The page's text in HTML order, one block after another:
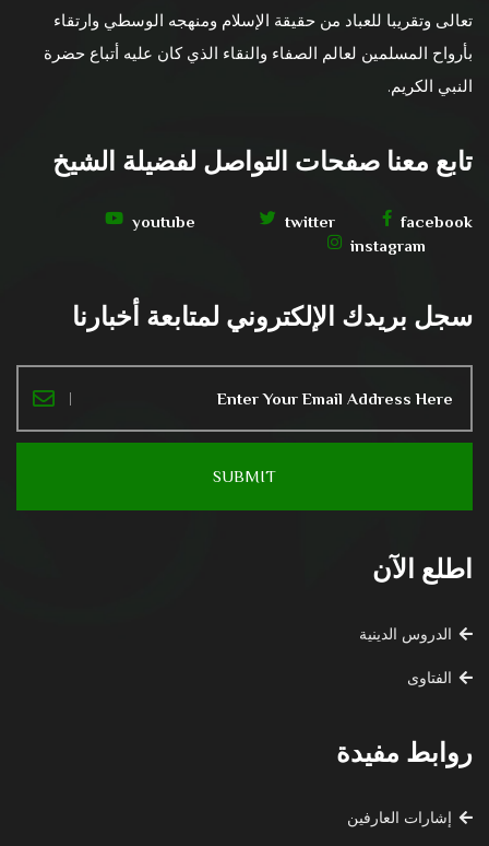
تعالى وتقريبا للعباد من حقيقة الإسلام ومنهجه الوسطي وارتقاء
بأرواح المسلمين لعالم الصفاء والنقاء الذي كان عليه أتباع حضرة
النبي الكريم.
تابع معنا صفحات التواصل لفضيلة الشيخ
facebook
twitter
youtube
instagram
سجل بريدك الإلكتروني لمتابعة أخبارنا
اطلع الآن
الدروس الدينية
الفتاوى
روابط مفيدة
إشارات العارفين